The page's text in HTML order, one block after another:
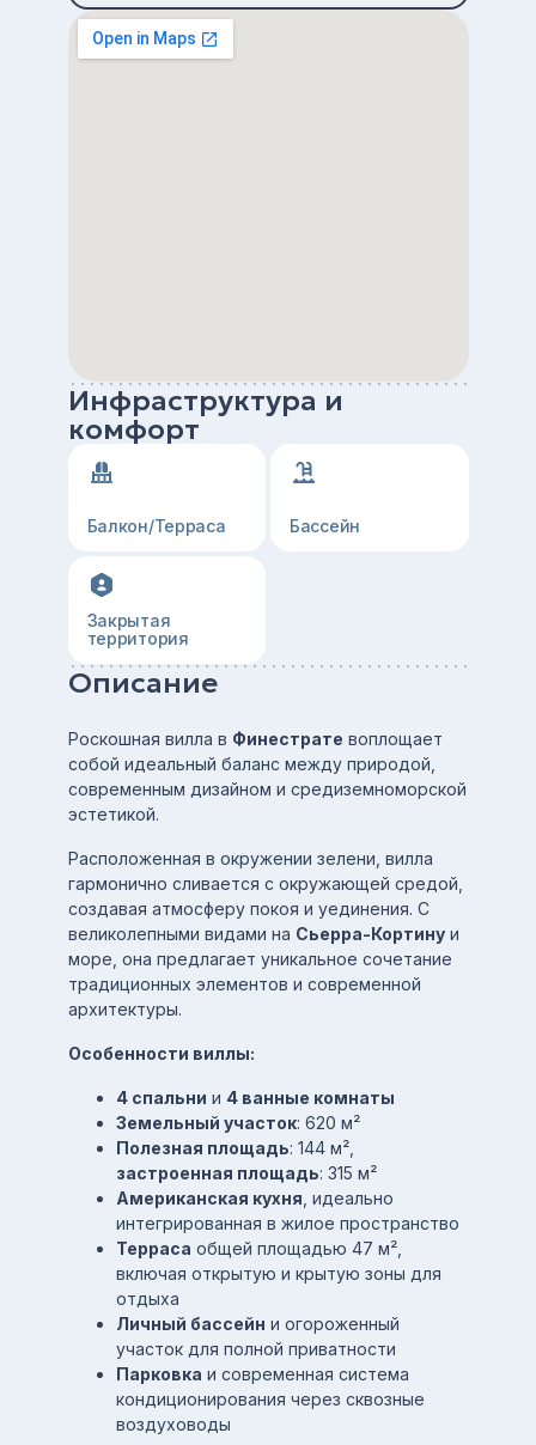
Инфраструктура и
комфорт
Балкон/Терраса Бассейн
Закрытая
территория
Описание
Роскошная вилла в Финестрате воплощает
собой идеальный баланс между природой,
современным дизайном и средиземноморской
эстетикой.
Расположенная в окружении зелени, вилла
гармонично сливается с окружающей средой,
создавая атмосферу покоя и уединения. С
великолепными видами на Сьерра-Кортинуи
море, она предлагает уникальное сочетание
традиционных элементов и современной
архитектуры.
Особенности виллы:
4 спальни и 4 ванные комнаты
Земельный участок: 620 м²
Полезная площадь: 144 м²,
застроенная площадь: 315 м²
Американская кухня , идеально
интегрированная в жилое пространство
Терраса общей площадью 47 м²,
включая открытую и крытую зоны для
отдыха
Личный бассейн и огороженный
участок для полной приватности
Парковка и современная система
кондиционирования через сквозные
воздуховоды